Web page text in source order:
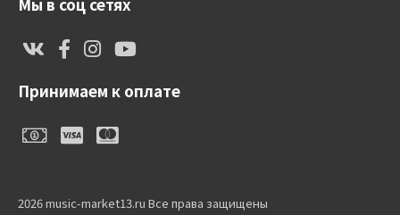
Принимаем к оплате
2026 music-market13.ru Все права защищены